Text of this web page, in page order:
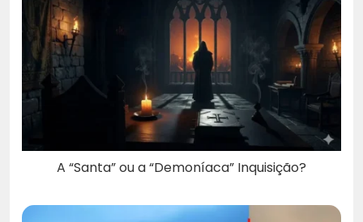
A “Santa” ou a “Demoníaca” Inquisição?